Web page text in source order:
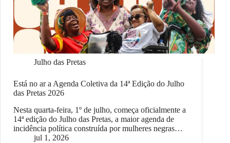
Julho das Pretas
Está no ar a Agenda Coletiva da 14ª Edição do Julho
das Pretas 2026
Nesta quarta-feira, 1º de julho, começa oficialmente a
14ª edição do Julho das Pretas, a maior agenda de
incidência política construída por mulheres negras…
jul 1, 2026